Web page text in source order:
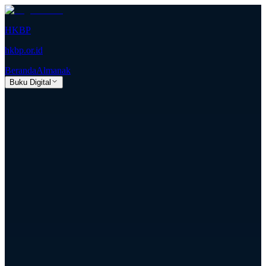
HKBP
hkbp.or.id
BerandaAlmanak
Buku Digital